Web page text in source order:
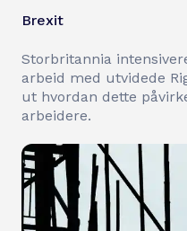
Brexit
Storbritannia
arbeid med utvidede
ut hvordan dette
arbeidere.